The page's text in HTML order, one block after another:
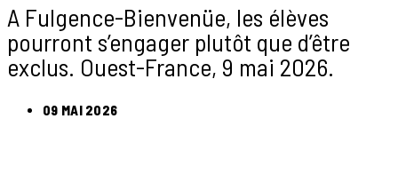
A Fulgence-Bienvenüe, les élèves
pourront s’engager plutôt que d’être
exclus. Ouest-France, 9 mai 2026.
09 MAI 2026